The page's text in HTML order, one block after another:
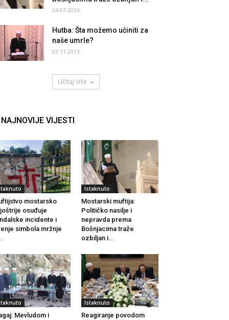
24.07.2026.
Hutba: Šta možemo učiniti za
naše umrle?
02.11.2013.
Učitaj više
NAJNOVIJE VIJESTI
mostarsko
osuđuje
incidente i
simbola mržnje
Istaknuto
Mostarski muftija:
Političko nasilje i
nepravda prema
Bošnjacima traže
ozbiljan i...
Mevludom i
Istaknuto
Reagiranje povodom